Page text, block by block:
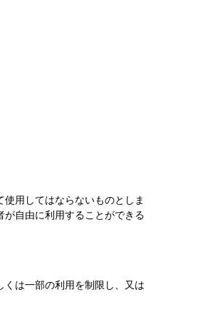
用してはならないものとしま
自由に利用することができる
は一部の利用を制限し、又は